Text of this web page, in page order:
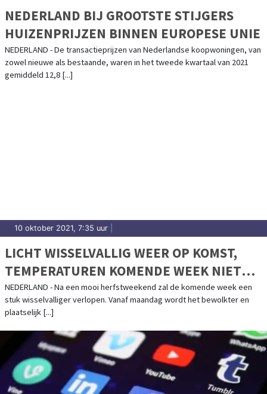
NEDERLAND BIJ GROOTSTE STIJGERS
HUIZENPRIJZEN BINNEN EUROPESE UNIE
NEDERLAND - De transactieprijzen van Nederlandse koopwoningen, van
zowel nieuwe als bestaande, waren in het tweede kwartaal van 2021
gemiddeld 12,8 [...]
10 oktober 2021, 7:35 uur
LICHT WISSELVALLIG WEER OP KOMST,
TEMPERATUREN KOMENDE WEEK NIET
BOVEN DE 15 GRADEN
NEDERLAND - Na een mooi herfstweekend zal de komende week een
stuk wisselvalliger verlopen. Vanaf maandag wordt het bewolkter en
plaatselijk [...]